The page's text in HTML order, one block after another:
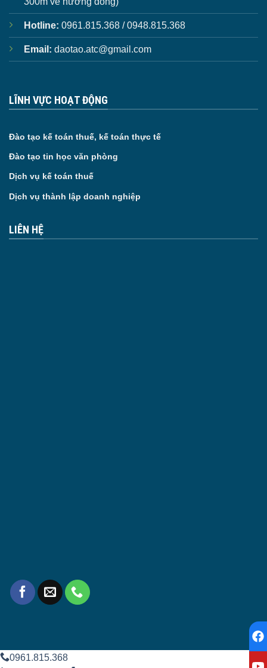
Hotline: 0961.815.368 / 0948.815.368
Email: daotao.atc@gmail.com
LĨNH VỰC HOẠT ĐỘNG
Đào tạo kế toán thuế, kế toán thực tế
Đào tạo tin học văn phòng
Dịch vụ kế toán thuế
Dịch vụ thành lập doanh nghiệp
LIÊN HỆ
0961.815.368